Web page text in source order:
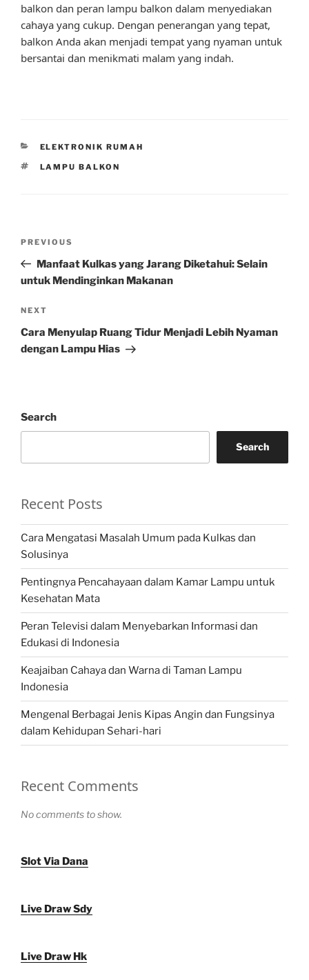
balkon dan peran lampu balkon dalam menyediakan
cahaya yang cukup. Dengan penerangan yang tepat,
balkon Anda akan menjadi tempat yang nyaman untuk
bersantai dan menikmati malam yang indah.
CATEGORIES
ELEKTRONIK RUMAH
TAGS
LAMPU BALKON
Previous
Post
PREVIOUS
Manfaat Kulkas yang Jarang Diketahui: Selain
untuk Mendinginkan Makanan
Next
Post
NEXT
Cara Menyulap Ruang Tidur Menjadi Lebih Nyaman
dengan Lampu Hias
Search
Search
Recent Posts
Cara Mengatasi Masalah Umum pada Kulkas dan
Solusinya
Pentingnya Pencahayaan dalam Kamar Lampu untuk
Kesehatan Mata
Peran Televisi dalam Menyebarkan Informasi dan
Edukasi di Indonesia
Keajaiban Cahaya dan Warna di Taman Lampu
Indonesia
Mengenal Berbagai Jenis Kipas Angin dan Fungsinya
dalam Kehidupan Sehari-hari
Recent Comments
No comments to show.
Slot Via Dana
Live Draw Sdy
Live Draw Hk